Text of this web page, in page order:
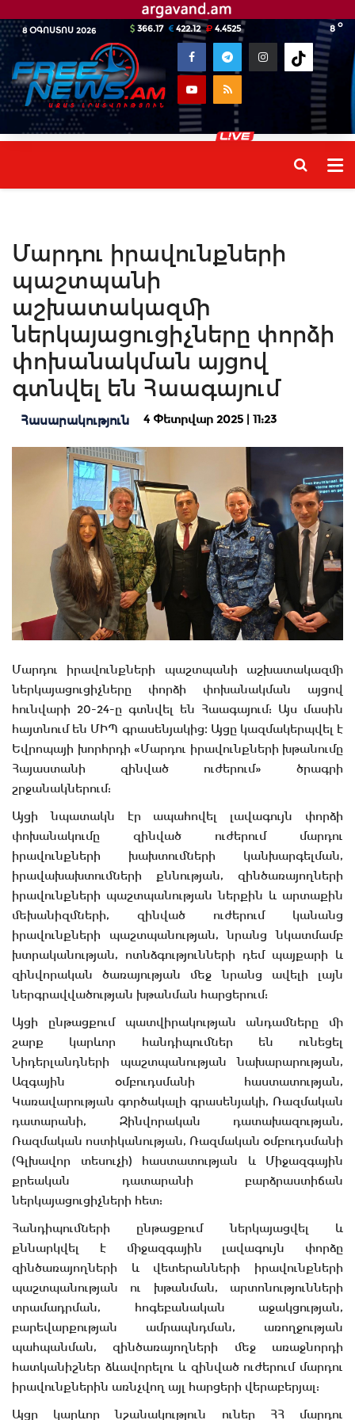
8 ՕԳՈՍՏՈՍ 2026 8 o
366.17 422.12 4.4525
Մարդու իրավունքների
պաշտպանի
աշխատակազմի
ներկայացուցիչները փորձի
փոխանակման այցով
գտնվել են Հաագայում
Հասարակություն 4 Փետրվար 2025 | 11:23
Մարդու իրավունքների պաշտպանի աշխատակազմի
ներկայացուցիչները փորձի փոխանակման այցով
հունվարի 20-24-ը գտնվել են Հաագայում: Այս մասին
հայտնում են ՄԻՊ գրասենյակից։ Այցը կազմակերպվել է
Եվրոպայի խորհրդի «Մարդու իրավունքների խթանումը
Հայաստանի զինված ուժերում» ծրագրի
շրջանակներում:
Այցի նպատակն էր ապահովել լավագույն փորձի
փոխանակումը զինված ուժերում մարդու
իրավունքների խախտումների կանխարգելման,
իրավախախտումների քննության, զինծառայողների
իրավունքների պաշտպանության ներքին և արտաքին
մեխանիզմների, զինված ուժերում կանանց
իրավունքների պաշտպանության, նրանց նկատմամբ
խտրականության, ոտնձգությունների դեմ պայքարի և
զինվորական ծառայության մեջ նրանց ավելի լայն
ներգրավվածության խթանման հարցերում:
Այցի ընթացքում պատվիրակության անդամները մի
շարք կարևոր հանդիպումներ են ունեցել
Նիդերլանդների պաշտպանության նախարարության,
Ազգային օմբուդսմանի հաստատության,
Կառավարության գործակալի գրասենյակի, Ռազմական
դատարանի, Զինվորական դատախազության,
Ռազմական ոստիկանության, Ռազմական օմբուդսմանի
(Գլխավոր տեսուչի) հաստատության և Միջազգային
քրեական դատարանի բարձրաստիճան
ներկայացուցիչների հետ:
Հանդիպումների ընթացքում ներկայացվել և
քննարկվել է միջազգային լավագույն փորձը
զինծառայողների և վետերանների իրավունքների
պաշտպանության ու խթանման, արտոնությունների
տրամադրման, հոգեբանական աջակցության,
բարեվարքության ամրապնդման, առողջության
պահպանման, զինծառայողների մեջ առաջնորդի
հատկանիշներ ձևավորելու և զինված ուժերում մարդու
իրավունքներին առնչվող այլ հարցերի վերաբերյալ:
Այցը կարևոր նշանակություն ուներ ՀՀ մարդու